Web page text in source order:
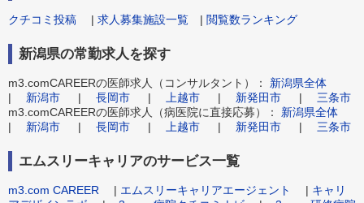
クチコミ投稿 | 求人募集施設一覧 | 閲覧数ランキング
新潟県の常勤求人を探す
m3.comCAREERの医師求人（コンサルタント）： 新潟県全体
| 新潟市 | 長岡市 | 上越市 | 新発田市 | 三条市
m3.comCAREERの医師求人（病医院に直接応募）： 新潟県全体
| 新潟市 | 長岡市 | 上越市 | 新発田市 | 三条市
エムスリーキャリアのサービス一覧
m3.com CAREER | エムスリーキャリアエージェント | キャリ